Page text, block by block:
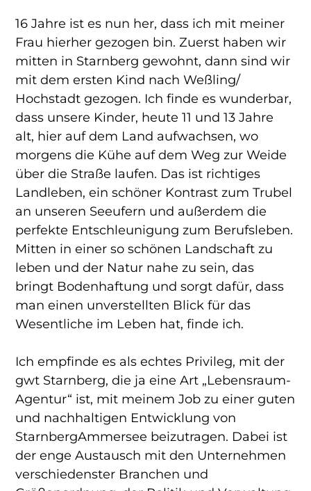
16 Jahre ist es nun her, dass ich mit meiner
Frau hierher gezogen bin. Zuerst haben wir
mitten in Starnberg gewohnt, dann sind wir
mit dem ersten Kind nach Weßling/
Hochstadt gezogen. Ich finde es wunderbar,
dass unsere Kinder, heute 11 und 13 Jahre
alt, hier auf dem Land aufwachsen, wo
morgens die Kühe auf dem Weg zur Weide
über die Straße laufen. Das ist richtiges
Landleben, ein schöner Kontrast zum Trubel
an unseren Seeufern und außerdem die
perfekte Entschleunigung zum Berufsleben.
Mitten in einer so schönen Landschaft zu
leben und der Natur nahe zu sein, das
bringt Bodenhaftung und sorgt dafür, dass
man einen unverstellten Blick für das
Wesentliche im Leben hat, finde ich.
Ich empfinde es als echtes Privileg, mit der
gwt Starnberg, die ja eine Art „Lebensraum-
Agentur“ ist, mit meinem Job zu einer guten
und nachhaltigen Entwicklung von
StarnbergAmmersee beizutragen. Dabei ist
der enge Austausch mit den Unternehmen
verschiedenster Branchen und